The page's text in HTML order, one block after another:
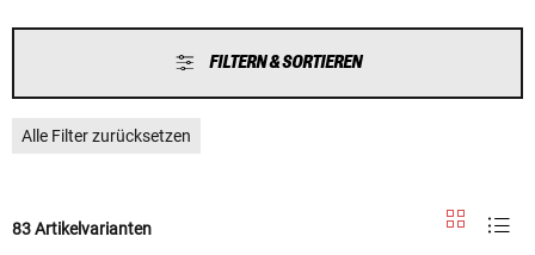
FILTERN & SORTIEREN
Alle Filter zurücksetzen
83 Artikelvarianten